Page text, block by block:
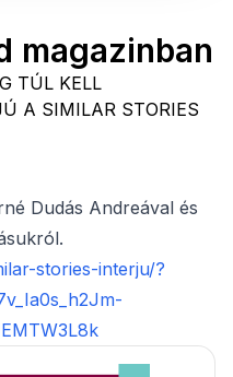
magazinban
TÚL KELL
A SIMILAR STORIES
Dudás Andreával és
stories-interju/?